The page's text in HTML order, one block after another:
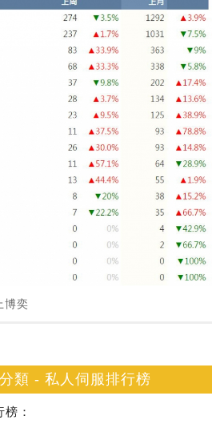
博奕
類 - 私人伺服排行榜
：